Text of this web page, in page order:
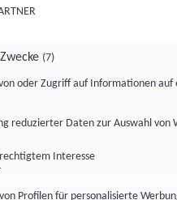
mehrere der hier aufgeführten
(7)
oder Zugriff auf Informationen auf
reduzierter Daten zur Auswahl von
Interesse
Profilen für personalisierte